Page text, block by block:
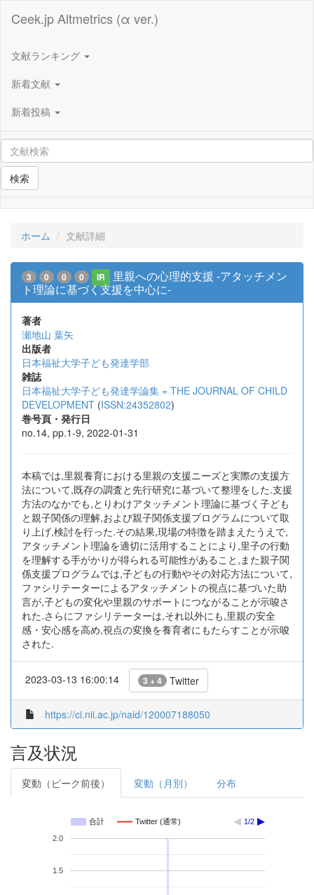
Ceek.jp Altmetrics (α ver.)
文献ランキング
新着文献
新着投稿
検索
ホーム 文献詳細
3 0 0 0 IR
里親への心理的支援 -アタッチメン
ト理論に基づく支援を中心に-
著者
瀬地山 葉矢
出版者
日本福祉大学子ども発達学部
雑誌
日本福祉大学子ども発達学論集 = THE JOURNAL OF CHILD
DEVELOPMENT (ISSN:24352802)
巻号頁・発行日
no.14, pp.1-9, 2022-01-31
本稿では,里親養育における里親の支援ニーズと実際の支援方
法について,既存の調査と先行研究に基づいて整理をした.支援
方法のなかでも,とりわけアタッチメント理論に基づく子ども
と親子関係の理解,および親子関係支援プログラムについて取
り上げ,検討を行った.その結果,現場の特徴を踏まえたうえで,
アタッチメント理論を適切に活用することにより,里子の行動
を理解する手がかりが得られる可能性があること,また親子関
係支援プログラムでは,子どもの行動やその対応方法について,
ファシリテーターによるアタッチメントの視点に基づいた助
言が,子どもの変化や里親のサポートにつながることが示唆さ
れた.さらにファシリテーターは,それ以外にも,里親の安全
感・安心感を高め,視点の変換を養育者にもたらすことが示唆
された.
2023-03-13 16:00:14 3 + 4 Twitter
https://ci.nii.ac.jp/naid/120007188050
言及状況
変動（ピーク前後） 変動（月別） 分布
合計 Twitter (通常) 1/2
1.5
2.0